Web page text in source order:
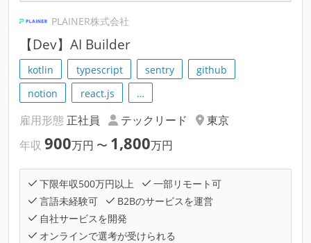
PLAINER株式会社
【Dev】AI Builder
kotlin typescript sentry
github
notion
react.js …
雇用形態 正社員 テックリード
東京
年収 900万円 〜 1,800万円
下限年収500万円以上
一部リモート可
言語未経験可
B2Bのサービスを運営
自社サービスを開発
オンラインで選考が受けられる